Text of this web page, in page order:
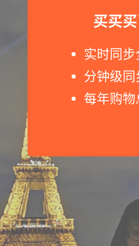
买买
实时同
分钟级
每年购